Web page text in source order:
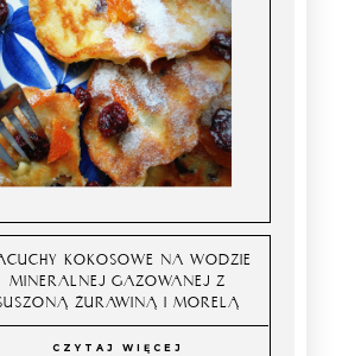
KOKOSOWE NA WODZIE
MINERALNEJ GAZOWANEJ Z
ŻURAWINĄ I MORELĄ
CZYTAJ WIĘCEJ